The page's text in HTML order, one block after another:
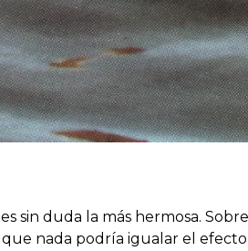
sin duda la más hermosa.
nada podría igualar el